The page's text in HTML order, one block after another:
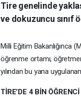
Tire genelinde
ve dokuzuncu sınıf
Milli Eğitim Bakanlığınca
öğrenme ortamı,
yılından bu yana
TİRE’DE 4 BİN